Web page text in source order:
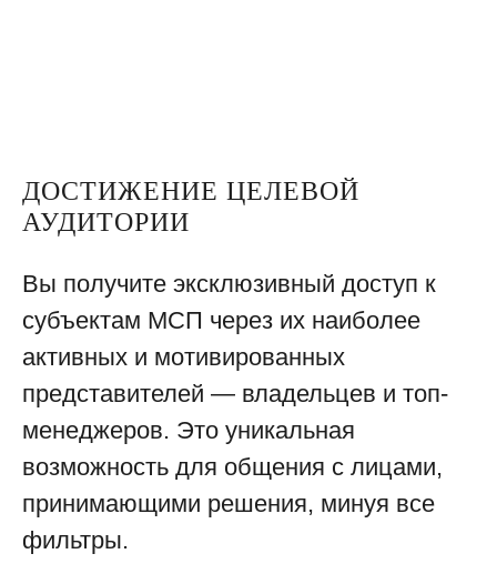
ДОСТИЖЕНИЕ ЦЕЛЕВОЙ
АУДИТОРИИ
Вы получите эксклюзивный доступ к
субъектам МСП через их наиболее
активных и мотивированных
представителей — владельцев и топ-
менеджеров. Это уникальная
возможность для общения с лицами,
принимающими решения, минуя все
фильтры.